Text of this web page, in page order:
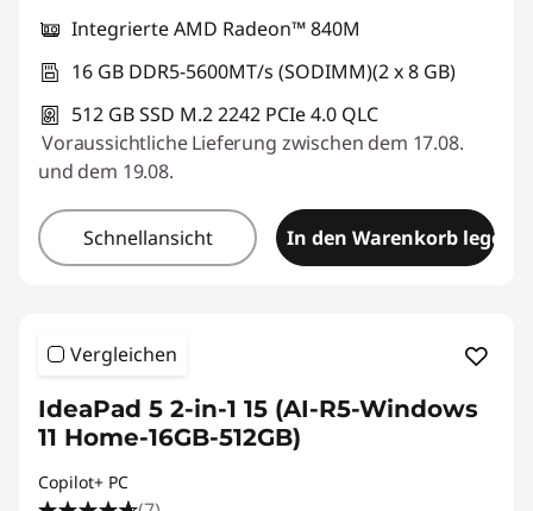
Integrierte AMD Radeon™ 840M
16 GB DDR5-5600MT/s (SODIMM)(2 x 8 GB)
512 GB SSD M.2 2242 PCIe 4.0 QLC
Voraussichtliche Lieferung zwischen dem 17.08.
und dem 19.08.
Schnellansicht In den Warenkorb legen
Vergleichen
IdeaPad 5 2-in-1 15 (AI-R5-Windows
11 Home-16GB-512GB)
Copilot+ PC